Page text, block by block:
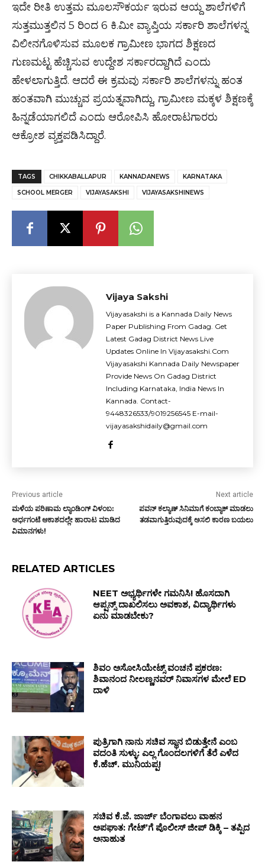
ಇದೇ ರೀತಿ ಉತ್ತಮ ಮೂಲಸೌಕರ್ಯ ಇರುವ ಆಯ್ದ ಶಾಲೆಗಳಿಗೆ
ಸುತ್ತಮುತ್ತಲಿನ 5 ರಿಂದ 6 ಕಿ.ಮೀ ವ್ಯಾಪ್ತಿಯ ಸರ್ಕಾರಿ ಶಾಲೆಗಳನ್ನ
ವಿಲೀನಗೊಳಿಸುವ ಮೂಲಕ ಗ್ರಾಮೀಣ ಭಾಗದ ಶಿಕ್ಷಣದ
ಗುಣಮಟ್ಟ ಹೆಚ್ಚಿಸುವ ಉದ್ದೇಶ ಸರ್ಕಾರದ್ದಾಗಿದೆ ಎಂದು
ಹೇಳಲಾಗುತ್ತಿದೆ. ಆದರೆ ಈ ಕ್ರಮವು ಸರ್ಕಾರಿ ಶಾಲೆಗಳನ್ನು ಹಂತ
ಹಂತವಾಗಿ ಮುಚ್ಚುವ ಪ್ರಯತ್ನವಾಗಿದ್ದು, ಗ್ರಾಮೀಣ ಮಕ್ಕಳ ಶಿಕ್ಷಣಕ್ಕೆ
ಹಿನ್ನಡೆಯಾಗಲಿದೆ ಎಂದು ಆರೋಪಿಸಿ ಹೋರಾಟಗಾರರು
ಆಕ್ರೋಶ ವ್ಯಕ್ತಪಡಿಸಿದ್ದಾರೆ.
TAGS CHIKKABALLAPUR KANNADANEWS KARNATAKA
SCHOOL MERGER VIJAYASAKSHI VIJAYASAKSHINEWS
Vijaya Sakshi
Vijayasakshi is a Kannada Daily News
Paper Publishing From Gadag. Get
Latest Gadag District News Live
Updates Online In Vijayasakshi.Com
Vijayasakshi Kannada Daily Newspaper
Provide News On Gadag District
Including Karnataka, India News In
Kannada. Contact-
9448326533/9019256545 E-mail-
vijayasakshidaily@gmail.com
Previous article
ಮಳೆಯ ಪರಿಣಾಮ ಲ್ಯಾಂಡಿಂಗ್ ವಿಳಂಬ:
ಅರ್ಧಗಂಟೆ ಆಕಾಶದಲ್ಲೇ ಹಾರಾಟ ಮಾಡಿದ
ವಿಮಾನಗಳು!
Next article
ಪವನ್ ಕಲ್ಯಾಣ್ ಸಿನಿಮಾಗೆ ಕಂಬ್ಯಾಕ್ ಮಾಡಲು
ತಡವಾಗುತ್ತಿರುವುದಕ್ಕೆ ಅಸಲಿ ಕಾರಣ ಬಯಲು
RELATED ARTICLES
NEET ಅಭ್ಯರ್ಥಿಗಳೇ ಗಮನಿಸಿ! ಹೊಸದಾಗಿ
ಆಪ್ಷನ್ಸ್ ದಾಖಲಿಸಲು ಅವಕಾಶ, ವಿದ್ಯಾರ್ಥಿಗಳು
ಏನು ಮಾಡಬೇಕು?
ಶಿವಂ ಅಸೋಸಿಯೇಟ್ಸ್ ವಂಚನೆ ಪ್ರಕರಣ:
ಶಿವಾನಂದ ನೀಲಣ್ಣನವರ್ ನಿವಾಸಗಳ ಮೇಲೆ ED
ದಾಳಿ
ಪುತ್ರಿಗಾಗಿ ನಾನು ಸಚಿವ ಸ್ಥಾನ ಬಿಡುತ್ತೇನೆ ಎಂಬ
ವದಂತಿ ಸುಳ್ಳು: ಎಲ್ಲ ಗೊಂದಲಗಳಿಗೆ ತೆರೆ ಎಳೆದ
ಕೆ.ಹೆಚ್. ಮುನಿಯಪ್ಪ!
ಸಚಿವ ಕೆ.ಜೆ. ಜಾರ್ಜ್ ಬೆಂಗಾವಲು ವಾಹನ
ಅಪಘಾತ: ಗೇಟ್ʼಗೆ ಪೊಲೀಸ್ ಜೀಪ್ ಡಿಕ್ಕಿ – ತಪ್ಪಿದ
ಅನಾಹುತ